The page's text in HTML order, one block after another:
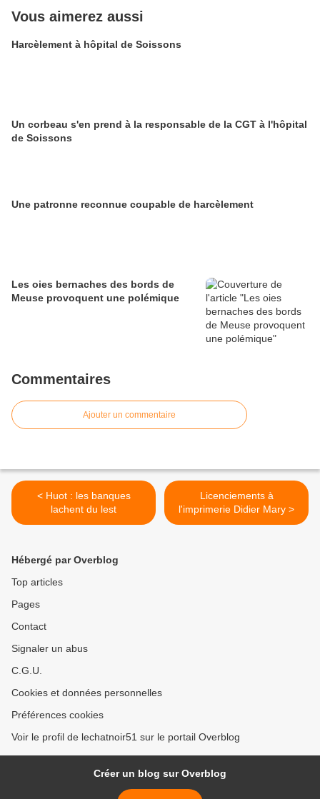
Vous aimerez aussi
Harcèlement à hôpital de Soissons
Un corbeau s'en prend à la responsable de la CGT à l'hôpital
de Soissons
Une patronne reconnue coupable de harcèlement
Les oies bernaches des bords de
Meuse provoquent une polémique
Commentaires
Ajouter un commentaire
< Huot : les banques
lachent du lest
Licenciements à
l'imprimerie Didier Mary >
Hébergé par Overblog
Top articles
Pages
Contact
Signaler un abus
C.G.U.
Cookies et données personnelles
Préférences cookies
Voir le profil de lechatnoir51 sur le portail Overblog
Créer un blog sur Overblog